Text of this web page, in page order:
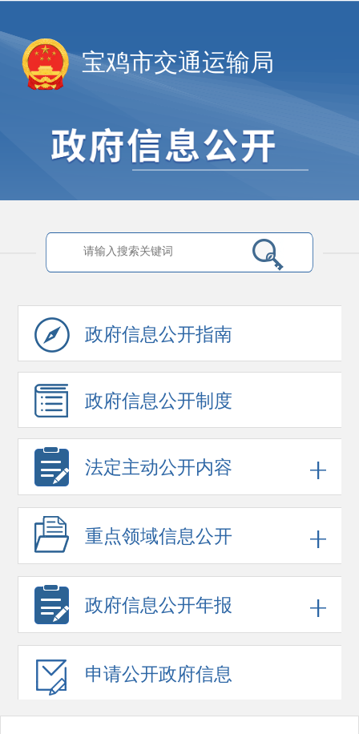
宝鸡市交通运输局
政府信息公开指南
政府信息公开制度
法定主动公开内容
重点领域信息公开
政府信息公开年报
申请公开政府信息